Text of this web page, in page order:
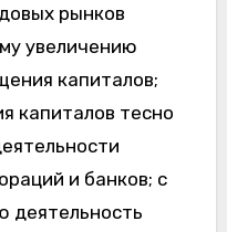
рынков
увеличению
капиталов;
капиталов тесно
и банков; с
деятельность